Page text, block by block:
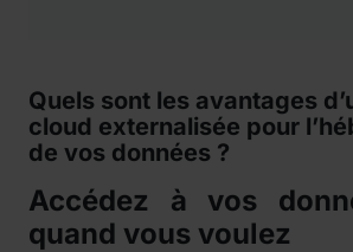
Quels sont les avantages
cloud externalisée pour
de vos données ?
Accédez à vos
quand vous voulez